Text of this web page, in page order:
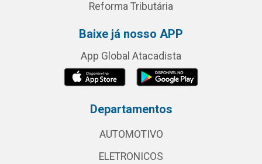
Reforma Tributária
Baixe já nosso APP
App Global Atacadista
Departamentos
AUTOMOTIVO
ELETRONICOS